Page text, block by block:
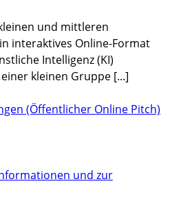
und mittleren
interaktives Online-Format
Intelligenz (KI)
kleinen Gruppe [...]
(Öffentlicher Online Pitch)
und zur